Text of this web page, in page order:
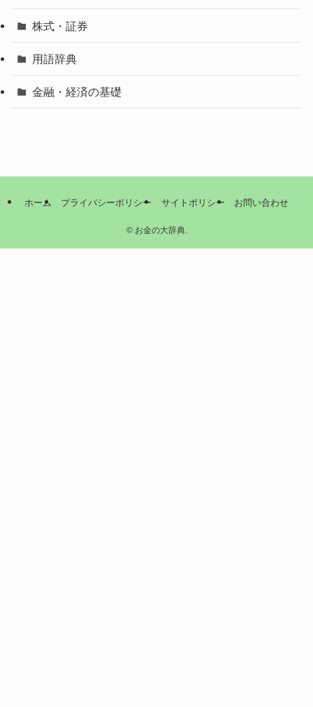
株式・証券
用語辞典
金融・経済の基礎
ホーム プライバシーポリシー サイトポリシー お問い合わせ
©お金の大辞典.